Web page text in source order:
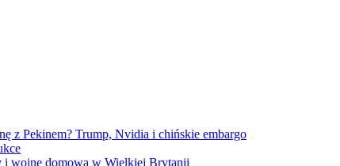
z Pekinem? Trump, Nvidia i chińskie embargo
i wojnę domową w Wielkiej Brytanii